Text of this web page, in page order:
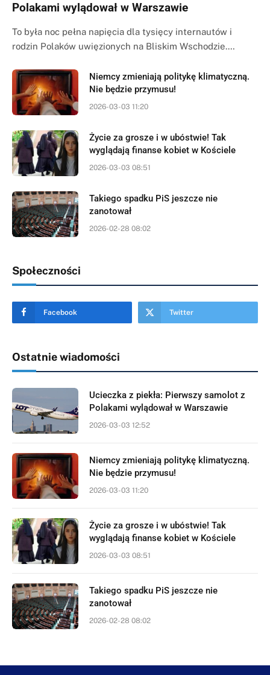
Polakami wylądował w Warszawie
To była noc pełna napięcia dla tysięcy internautów i
rodzin Polaków uwięzionych na Bliskim Wschodzie.…
Niemcy zmieniają politykę klimatyczną.
Nie będzie przymusu!
2026-03-03 11:20
Życie za grosze i w ubóstwie! Tak
wyglądają finanse kobiet w Kościele
2026-03-03 08:51
Takiego spadku PiS jeszcze nie
zanotował
2026-02-28 08:02
Społeczności
Facebook Twitter
Ostatnie wiadomości
Ucieczka z piekła: Pierwszy samolot z
Polakami wylądował w Warszawie
2026-03-03 12:52
Niemcy zmieniają politykę klimatyczną.
Nie będzie przymusu!
2026-03-03 11:20
Życie za grosze i w ubóstwie! Tak
wyglądają finanse kobiet w Kościele
2026-03-03 08:51
Takiego spadku PiS jeszcze nie
zanotował
2026-02-28 08:02